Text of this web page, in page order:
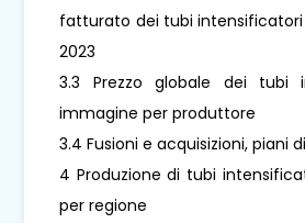
fatturato dei tubi
2023
3.3 Prezzo globale dei tubi
immagine per produttore
3.4 Fusioni e acquisizioni, piani
4 Produzione di tubi
per regione